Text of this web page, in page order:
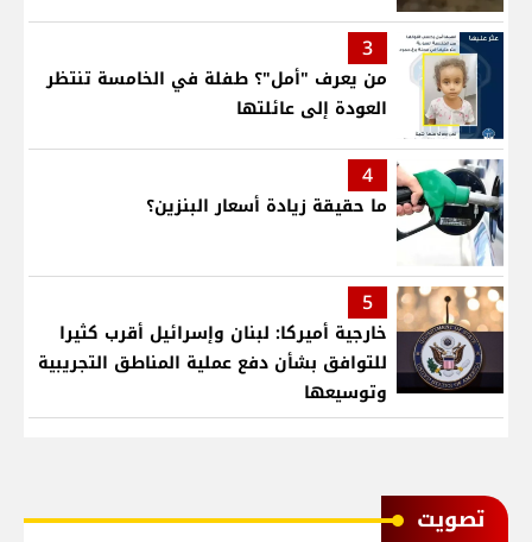
3
من يعرف "أمل"؟ طفلة في الخامسة تنتظر
العودة إلى عائلتها
4
ما حقيقة زيادة أسعار البنزين؟
5
خارجية أميركا: لبنان وإسرائيل أقرب كثيرا
للتوافق بشأن دفع عملية المناطق التجريبية
وتوسيعها
ﺗﺼﻮﻳﺖ